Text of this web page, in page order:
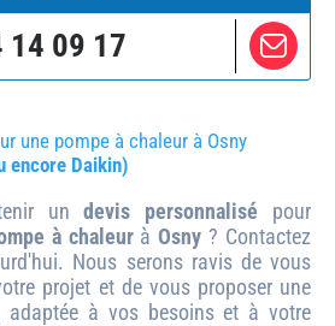
14 09 17
une pompe à chaleur à Osny
encore Daikin)
undevis personnalisé pour
à chaleurà Osny ? Contactez
Nous serons ravis de vous
projet et de vous proposer une
adaptée à vos besoins et à votre